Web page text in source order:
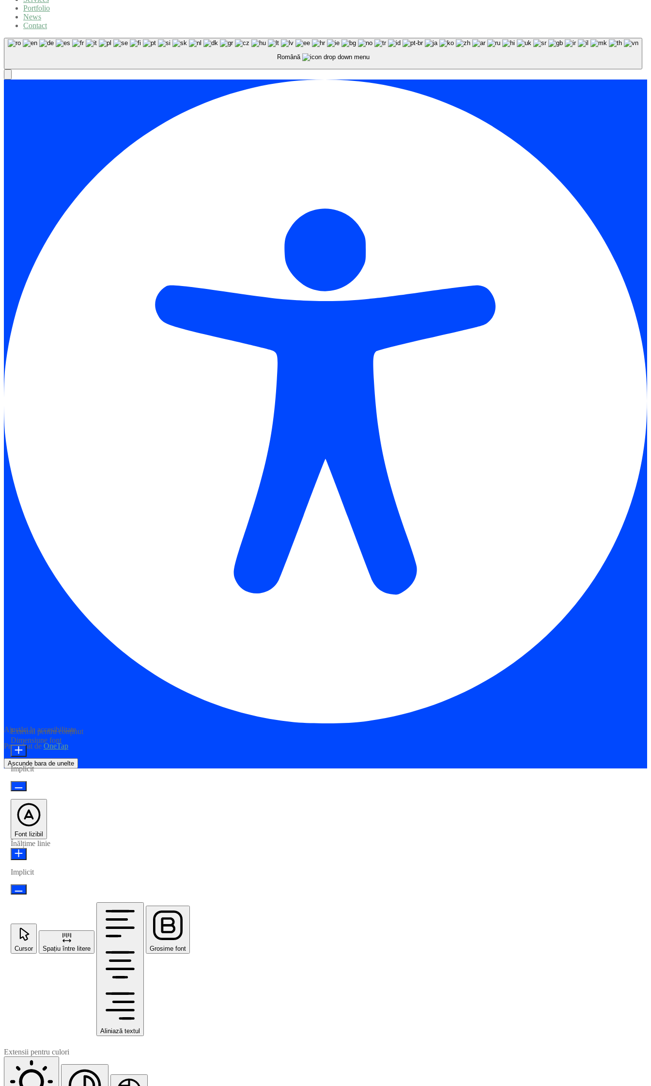
Portfolio
News
Contact
Română
Ajustări la accesibilitate
Propulsat de OneTap
Ascunde bara de unelte
Extensii pentru conținut
Dimensiune font
Implicit
Font lizibil
Înălțime linie
Implicit
Cursor Spațiu între litere
Aliniază textul
Grosime font
Extensii pentru culori